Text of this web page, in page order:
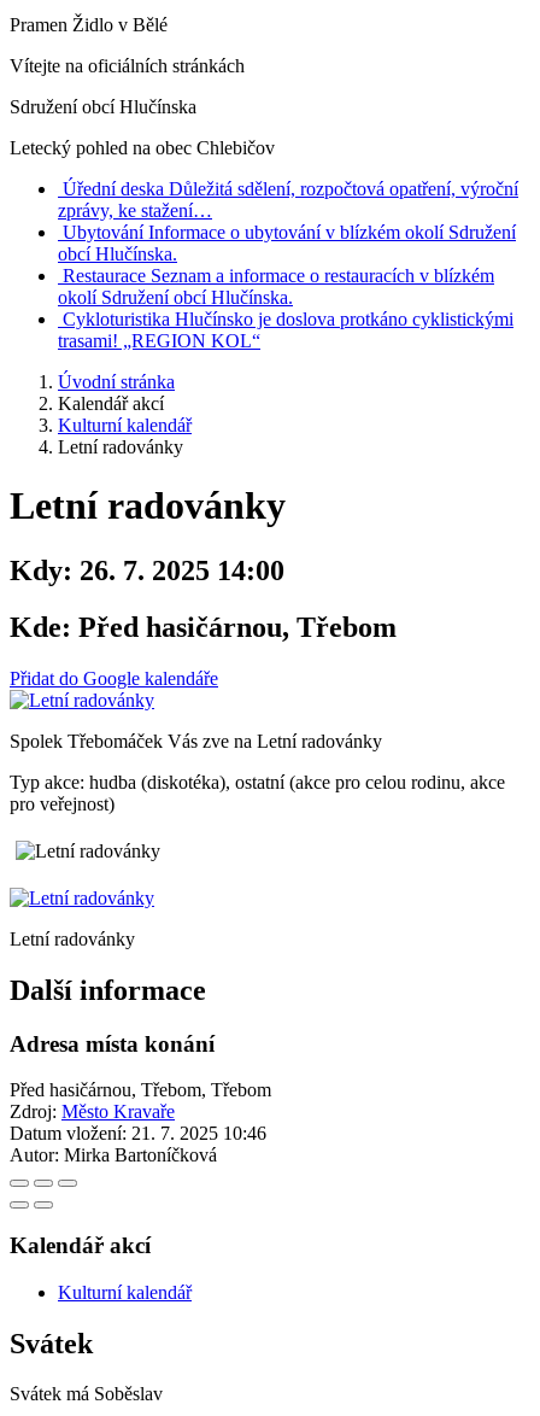
Pramen Židlo v Bělé
Vítejte na oficiálních stránkách
Sdružení obcí Hlučínska
Letecký pohled na obec Chlebičov
Úřední deska Důležitá sdělení, rozpočtová opatření, výroční
zprávy, ke stažení…
Ubytování Informace o ubytování v blízkém okolí Sdružení
obcí Hlučínska.
Restaurace Seznam a informace o restauracích v blízkém
okolí Sdružení obcí Hlučínska.
Cykloturistika Hlučínsko je doslova protkáno cyklistickými
trasami! „REGION KOL“
Úvodní stránka
Kalendář akcí
Kulturní kalendář
Letní radovánky
Letní radovánky
Kdy: 26. 7. 2025 14:00
Kde: Před hasičárnou, Třebom
Přidat do Google kalendáře
Spolek Třebomáček Vás zve na Letní radovánky
Typ akce: hudba (diskotéka), ostatní (akce pro celou rodinu, akce
pro veřejnost)
Letní radovánky
Další informace
Adresa místa konání
Před hasičárnou, Třebom, Třebom
Zdroj: Město Kravaře
Datum vložení: 21. 7. 2025 10:46
Autor: Mirka Bartoníčková
Kalendář akcí
Kulturní kalendář
Svátek
Svátek má Soběslav